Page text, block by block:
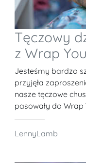
Tęczowy
z Wrap
Jesteśmy bardzo
przyjęła
nasze tęczowe
pasowały do Wrap
LennyLamb